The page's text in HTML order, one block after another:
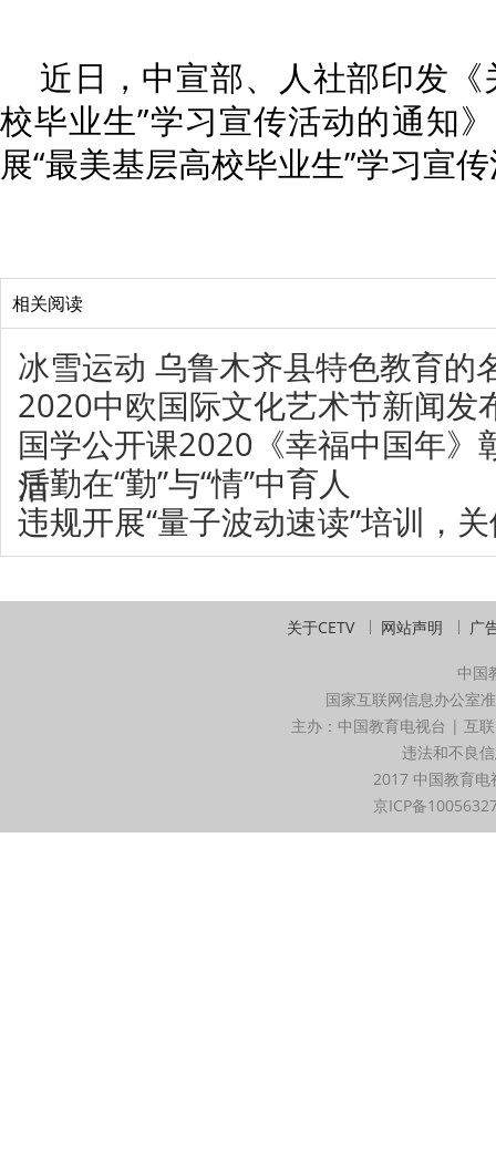
近日，中宣部、人社部印发
校毕业生”学习宣传活动的通知
展“最美基层高校毕业生”学习宣
相关阅读
冰雪运动 乌鲁木齐县特色教育的
2020中欧国际文化艺术节新闻发
国学公开课2020《幸福中国年》
活
后勤在“勤”与“情”中育人
违规开展“量子波动速读”培训，
关于CETV 网站声明 广
中国
国家互联网信息办公室
主办：中国教育电视台 | 互
违法和不良
2017 中国教育
京ICP备